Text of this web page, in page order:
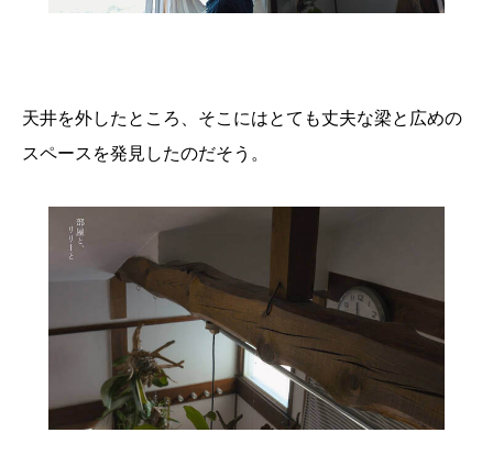
天井を外したところ、そこにはとても丈夫な梁と広めの
スペースを発見したのだそう。